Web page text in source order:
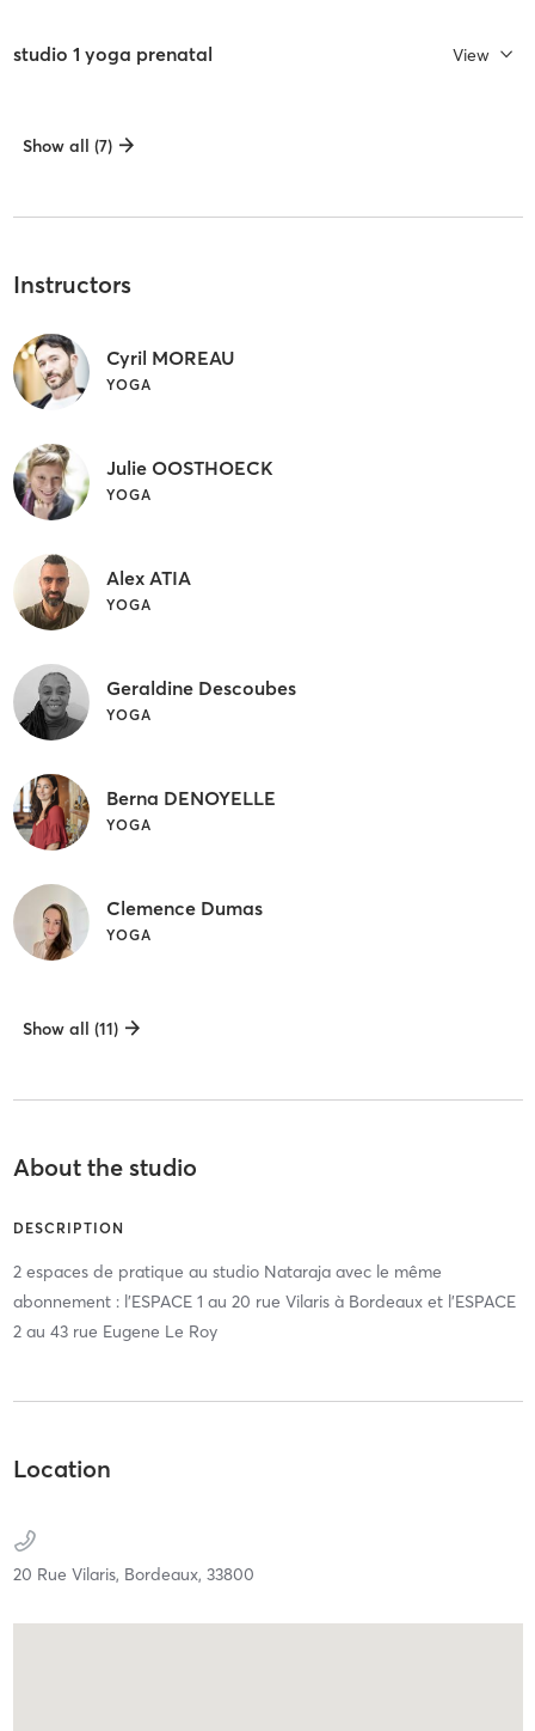
studio 1 yoga prenatal View
Show all (7)
Instructors
Cyril MOREAU
YOGA
Julie OOSTHOECK
YOGA
Alex ATIA
YOGA
Geraldine Descoubes
YOGA
Berna DENOYELLE
YOGA
Clemence Dumas
YOGA
Show all (11)
About the studio
DESCRIPTION
2 espaces de pratique au studio Nataraja avec le même
abonnement : l'ESPACE 1 au 20 rue Vilaris à Bordeaux et l'ESPACE
2 au 43 rue Eugene Le Roy
Location
20 Rue Vilaris, Bordeaux, 33800